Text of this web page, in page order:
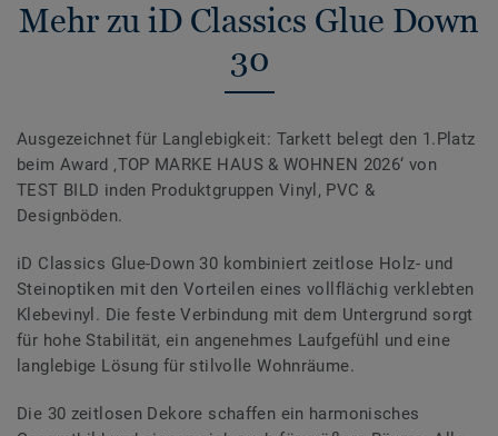
Mehr zu iD Classics Glue Down
30
Ausgezeichnet für Langlebigkeit: Tarkett belegt den 1.Platz
beim Award ‚TOP MARKE HAUS & WOHNEN 2026‘ von
TEST BILD inden Produktgruppen Vinyl, PVC &
Designböden.
iD Classics Glue-Down 30 kombiniert zeitlose Holz- und
Steinoptiken mit den Vorteilen eines vollflächig verklebten
Klebevinyl. Die feste Verbindung mit dem Untergrund sorgt
für hohe Stabilität, ein angenehmes Laufgefühl und eine
langlebige Lösung für stilvolle Wohnräume.
Die 30 zeitlosen Dekore schaffen ein harmonisches